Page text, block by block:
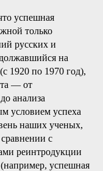
успешная
только
русских и
на
1920 по 1970 год),
— от
анализа
условием успеха
наших ученых,
с
реинтродукции
успешная